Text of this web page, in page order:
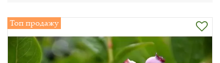
Топ продажу